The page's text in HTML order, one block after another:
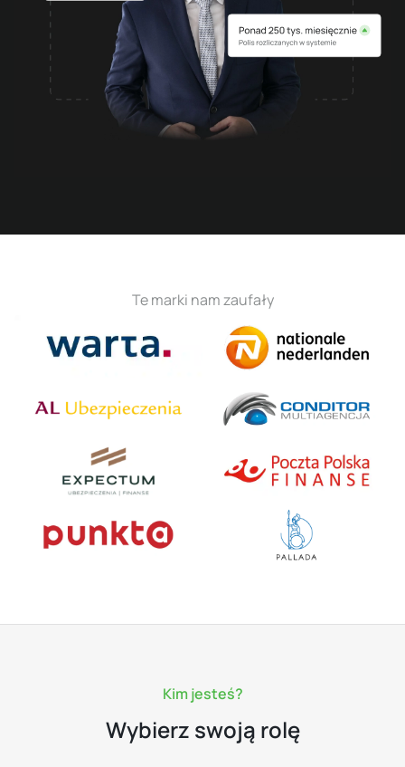
Te marki nam zaufały
Kim jesteś?
Wybierz swoją rolę